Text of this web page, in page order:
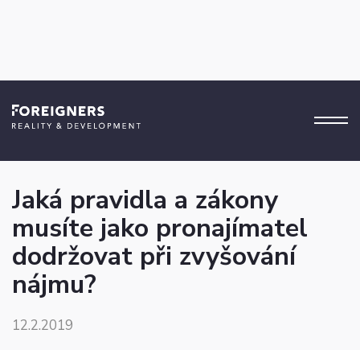
Jaká pravidla a zákony
musíte jako pronajímatel
dodržovat při zvyšování
nájmu?
12.2.2019